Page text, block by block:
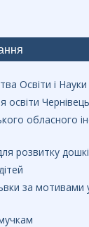
Освіти і
освіти
обласного
розвитку
за мотивами